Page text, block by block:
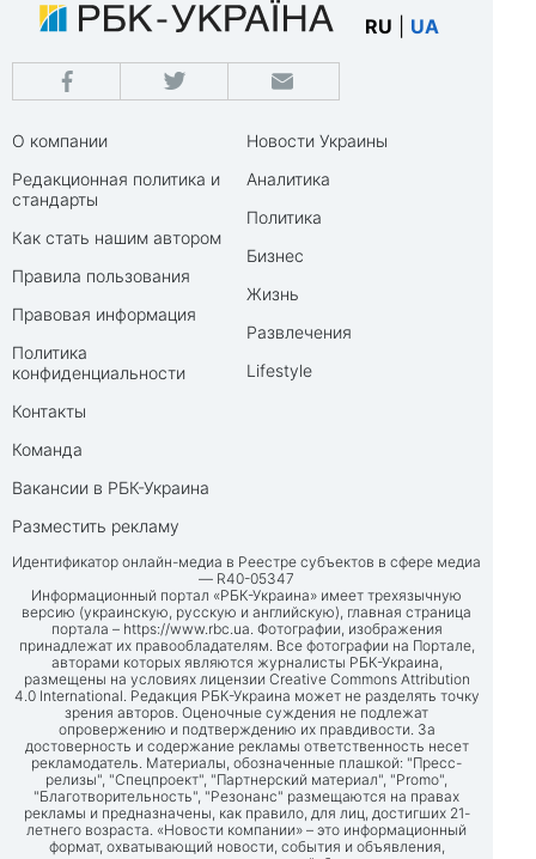
RU UA
О компании
Редакционная политика и
стандарты
Как стать нашим автором
Правила пользования
Правовая информация
Политика
конфиденциальности
Контакты
Команда
Вакансии в РБК-Украина
Разместить рекламу
Новости Украины
Аналитика
Политика
Бизнес
Жизнь
Развлечения
Lifestyle
Идентификатор онлайн-медиа в Реестре субъектов в сфере медиа
— R40-05347
Информационный портал «РБК-Украина» имеет трехязычную
версию (украинскую, русскую и английскую), главная страница
портала – https://www.rbc.ua . Фотографии, изображения
принадлежат их правообладателям. Все фотографии на Портале,
авторами которых являются журналисты РБК-Украина,
размещены на условиях лицензии Creative Commons Attribution
4.0 International. Редакция РБК-Украина может не разделять точку
зрения авторов. Оценочные суждения не подлежат
опровержению и подтверждению их правдивости. За
достоверность и содержание рекламы ответственность несет
рекламодатель. Материалы, обозначенные плашкой: "Пресс-
релизы", "Спецпроект", "Партнерский материал", "Promo",
"Благотворительность", "Резонанс" размещаются на правах
рекламы и предназначены, как правило, для лиц, достигших 21-
летнего возраста. «Новости компании» – это информационный
формат, охватывающий новости, события и объявления,